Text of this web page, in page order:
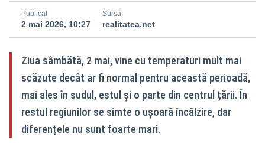
Publicat
2 mai 2026, 10:27
Sursă
realitatea.net
Ziua sâmbătă, 2 mai, vine cu temperaturi mult mai
scăzute decât ar fi normal pentru această perioadă,
mai ales în sudul, estul și o parte din centrul țării. În
restul regiunilor se simte o ușoară încălzire, dar
diferențele nu sunt foarte mari.